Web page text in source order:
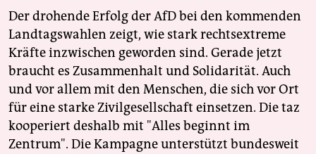
Der drohende Erfolg der AfD bei den kommenden
Landtagswahlen zeigt, wie stark rechtsextreme
Kräfte inzwischen geworden sind. Gerade jetzt
braucht es Zusammenhalt und Solidarität. Auch
und vor allem mit den Menschen, die sich vor Ort
für eine starke Zivilgesellschaft einsetzen. Die taz
kooperiert deshalb mit "Alles beginnt im
Zentrum". Die Kampagne unterstützt bundesweit